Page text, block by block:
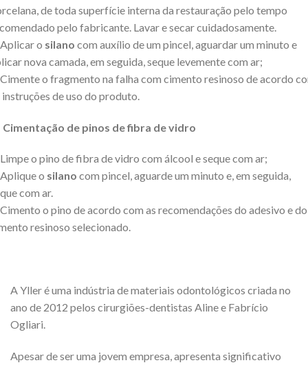
de toda superfície interna da restauração pelo tempo
pelo fabricante. Lavar e secar cuidadosamente.
o silano com auxílio de um pincel, aguardar um minuto e
nova camada, em seguida, seque levemente com ar;
o fragmento na falha com cimento resinoso de acordo
instruções de uso do produto.
Cimentação de pinos de fibra de vidro
o pino de fibra de vidro com álcool e seque com ar;
o silano com pincel, aguarde um minuto e, em seguida,
com ar.
o pino de acordo com as recomendações do adesivo e do
resinoso selecionado.
A Yller é uma indústria de materiais odontológicos criada no
ano de 2012 pelos cirurgiões-dentistas Aline e Fabrício
Ogliari.
Apesar de ser uma jovem empresa, apresenta significativo